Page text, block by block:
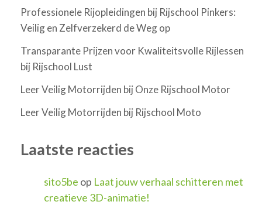
Professionele Rijopleidingen bij Rijschool Pinkers:
Veilig en Zelfverzekerd de Weg op
Transparante Prijzen voor Kwaliteitsvolle Rijlessen
bij Rijschool Lust
Leer Veilig Motorrijden bij Onze Rijschool Motor
Leer Veilig Motorrijden bij Rijschool Moto
Laatste reacties
sito5be op Laat jouw verhaal schitteren met
creatieve 3D-animatie!